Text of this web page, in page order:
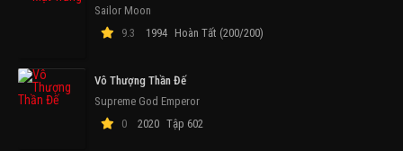
Sailor Moon
9.3
1994 Hoàn Tất (200/200)
Vô Thượng Thần Đế
Supreme God Emperor
0
2020 Tập 602